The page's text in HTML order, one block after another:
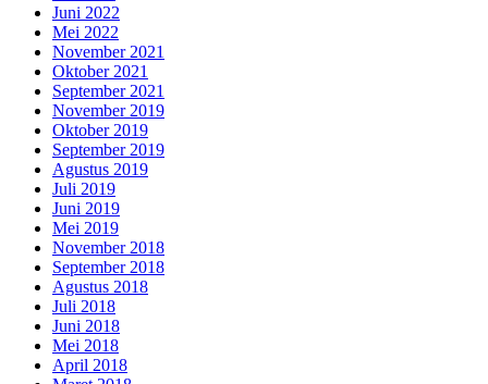
Juni 2022
Mei 2022
November 2021
Oktober 2021
September 2021
November 2019
Oktober 2019
September 2019
Agustus 2019
Juli 2019
Juni 2019
Mei 2019
November 2018
September 2018
Agustus 2018
Juli 2018
Juni 2018
Mei 2018
April 2018